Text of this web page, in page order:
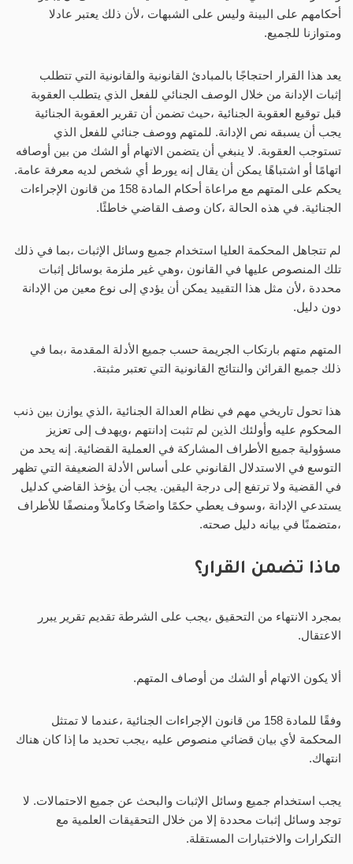
أحكامهم على البينة وليس على الشبهات ،لأن ذلك يعتبر عادلا
ومتوازنا للجميع.
يعد هذا القرار احتجاجًا بالمبادئ القانونية والقانونية التي تتطلب
إثبات الإدانة من خلال الوصف الجنائي للفعل الذي يتطلب العقوبة
قبل توقيع العقوبة الجنائية ،حيث تضمن أن تقرير العقوبة الجنائية
يجب أن يسبقه نص الإدانة. للمتهم ووصف جنائي للفعل الذي
تستوجب العقوبة. لا ينبغي أن يتضمن الاتهام أو الشك من بين أوصافه
اتهامًا أو اشتباهًا يمكن أن يقال إنه يورط أي شخص لديه معرفة عامة.
يحكم على المتهم مع مراعاة أحكام المادة 158 من قانون الإجراءات
الجنائية. في هذه الحالة ،كان وصف القاضي خاطئًا.
لم تتجاهل المحكمة العليا استخدام جميع وسائل الإثبات ،بما في ذلك
تلك المنصوص عليها في القانون ،وهي غير ملزمة بوسائل إثبات
محددة ،لأن مثل هذا التقييد يمكن أن يؤدي إلى نوع معين من الإدانة
دون دليل.
المتهم متهم بارتكاب الجريمة حسب جميع الأدلة المقدمة ،بما في
ذلك جميع القرائن والنتائج القانونية التي تعتبر مثبتة.
هذا تحول تاريخي مهم في نظام العدالة الجنائية ،الذي يوازن بين ذنب
المحكوم عليه وأولئك الذين لم تثبت إدانتهم ،ويهدف إلى تعزيز
مسؤولية جميع الأطراف المشاركة في العملية القضائية. إنه يحد من
التوسع في الاستدلال القانوني على أساس الأدلة الضعيفة التي تظهر
في القضية ولا ترتفع إلى درجة اليقين. يجب أن يؤخذ القاضي كدليل
يستدعي الإدانة ،وسوف يعطي حكمًا واضحًا وكاملاً ومنصفًا للأطراف
،متضمنًا في بيانه دليل صحته.
ماذا تضمن القرار؟
بمجرد الانتهاء من التحقيق ،يجب على الشرطة تقديم تقرير يبرر
الاعتقال.
ألا يكون الاتهام أو الشك من أوصاف المتهم.
وفقًا للمادة 158 من قانون الإجراءات الجنائية ،عندما لا تمتثل
المحكمة لأي بيان قضائي منصوص عليه ،يجب تحديد ما إذا كان هناك
انتهاك.
يجب استخدام جميع وسائل الإثبات والبحث عن جميع الاحتمالات. لا
توجد وسائل إثبات محددة إلا من خلال التحقيقات العلمية مع
التكرارات والاختبارات المستقلة.